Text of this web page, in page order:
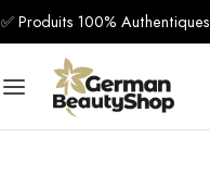
✅ Produits 100% Authentiques